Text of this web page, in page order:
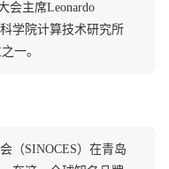
会主席Leonardo
学院计算技术研究所
一。
（SINOCES）在青岛